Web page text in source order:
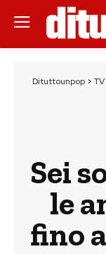
Dituttounpop> TV
Sei
le
fino